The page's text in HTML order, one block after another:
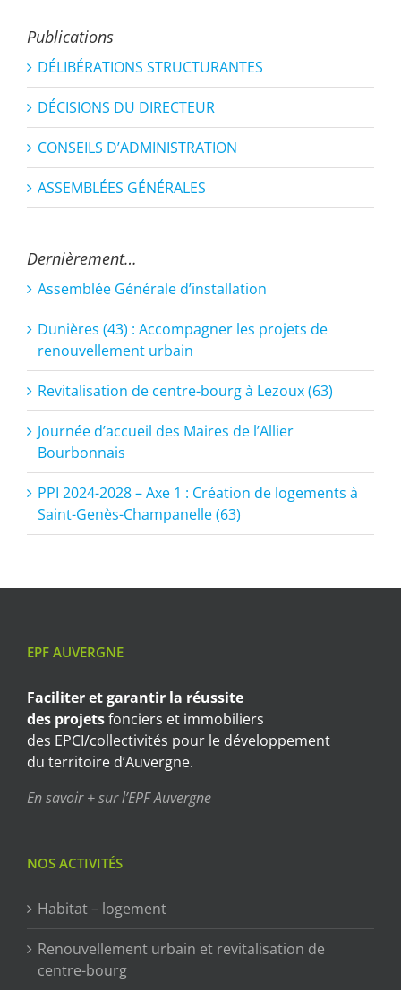
Publications
DÉLIBÉRATIONS STRUCTURANTES
DÉCISIONS DU DIRECTEUR
CONSEILS D’ADMINISTRATION
ASSEMBLÉES GÉNÉRALES
Dernièrement…
Assemblée Générale d’installation
Dunières (43) : Accompagner les projets de
renouvellement urbain
Revitalisation de centre-bourg à Lezoux (63)
Journée d’accueil des Maires de l’Allier
Bourbonnais
PPI 2024-2028 – Axe 1 : Création de logements à
Saint-Genès-Champanelle (63)
EPF AUVERGNE
Faciliter et garantir la réussite
des projetsfonciers et immobiliers
des EPCI/collectivités pour le développement
du territoire d’Auvergne.
En savoir + sur l’EPF Auvergne
NOS ACTIVITÉS
Habitat – logement
Renouvellement urbain et revitalisation de
centre-bourg